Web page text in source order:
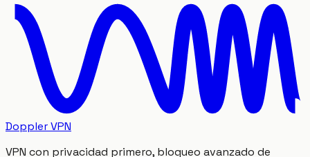
Doppler VPN
VPN con privacidad primero, bloqueo avanzado de